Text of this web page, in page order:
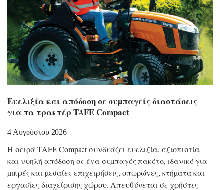
Eυελιξία και απόδοση σε συµπαγείς διαστάσεις
για τα τρακτέρ TAFE Compact
4 Αυγούστου 2026
Η σειρά TAFE Compact συνδυάζει ευελιξία, αξιοπιστία
και υψηλή απόδοση σε ένα συµπαγές πακέτο, ιδανικό για
µικρές και µεσαίες επιχειρήσεις, οπωρώνες, κτήµατα και
εργασίες διαχείρισης χώρου. Απευθύνεται σε χρήστες